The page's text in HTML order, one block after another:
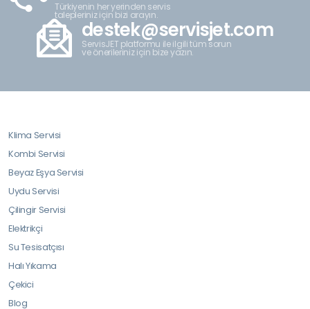
Türkiyenin her yerinden servis
talepleriniz için bizi arayın.
destek@servisjet.com
ServisJET platformu ile ilgili tüm sorun
ve önerileriniz için bize yazın.
Klima Servisi
Kombi Servisi
Beyaz Eşya Servisi
Uydu Servisi
Çilingir Servisi
Elektrikçi
Su Tesisatçısı
Halı Yıkama
Çekici
Blog